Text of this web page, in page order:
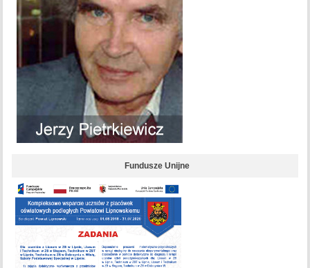
Fundusze Unijne